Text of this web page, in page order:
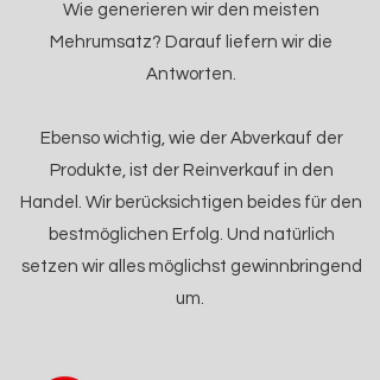
Wie generieren wir den meisten
Mehrumsatz? Darauf liefern wir die
Antworten.
Ebenso wichtig, wie der Abverkauf der
Produkte, ist der Reinverkauf in den
Handel. Wir berücksichtigen beides für den
bestmöglichen Erfolg. Und natürlich
setzen wir alles möglichst gewinnbringend
um.